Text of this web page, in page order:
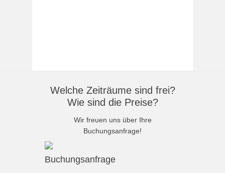
Welche Zeiträume sind frei?
Wie sind die Preise?
Wir freuen uns über Ihre
Buchungsanfrage!
Buchungsanfrage